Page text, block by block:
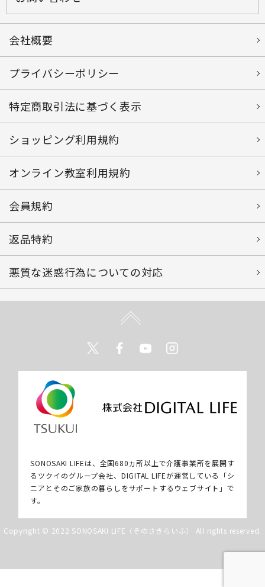
会社概要
プライバシーポリシー
特定商取引法に基づく表示
ショッピング利用規約
オンライン教室利用規約
会員規約
返品特約
悪質な迷惑行為についての対応
TwitterFacebookYoutube
SONOSAKI LIFEは、全国680ヵ所以上で介護事業所を展開す
るツクイのグループ会社、DIGITAL LIFEが運営している「シ
ニアとそのご家族の暮らしをサポートするウェブサイト」で
す。
Copyright © 2022 SONOSAKI LIFE（そのさきらいふ） All rights reserved.